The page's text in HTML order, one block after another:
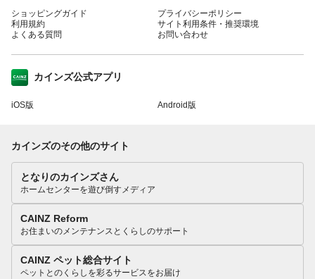
ショッピングガイド
利用規約
よくある質問
プライバシーポリシー
サイト利用条件・推奨環境
お問い合わせ
カインズ公式アプリ
iOS版 Android版
カインズのその他のサイト
となりのカインズさん
ホームセンターを遊び倒すメディア
CAINZ Reform
お住まいのメンテナンスとくらしのサポート
CAINZ ペット総合サイト
ペットとのくらしを彩るサービスをお届け